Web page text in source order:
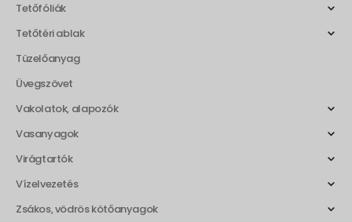
Tetőfóliák
Tetőtéri ablak
Tüzelőanyag
Üvegszövet
Vakolatok, alapozók
Vasanyagok
Virágtartók
Vízelvezetés
Zsákos, vödrös kötőanyagok